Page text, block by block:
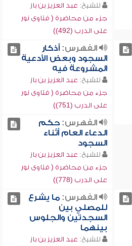
للشيخ: عبد العزيز بن باز
جزء من محاضرة ( فتاوى نور
على الدرب (492))
الفهرس:أذكار
السجود وبعض الأدعية
المشروعة فيه
للشيخ: عبد العزيز بن باز
جزء من محاضرة ( فتاوى نور
على الدرب (751))
الفهرس:حكم
الدعاء العام أثناء
السجود
للشيخ: عبد العزيز بن باز
جزء من محاضرة ( فتاوى نور
على الدرب (778))
الفهرس:ما يشرع
للمصلي بين
السجدتين والجلوس
بينهما
للشيخ: عبد العزيز بن باز